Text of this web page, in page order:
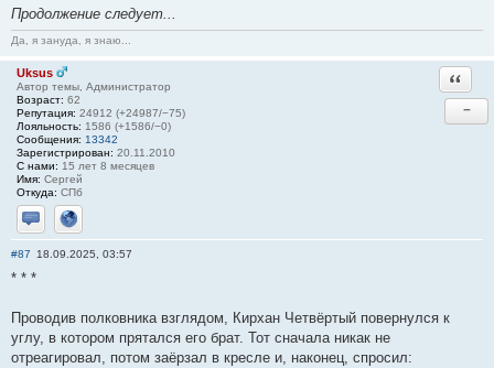
Продолжение следует...
Да, я зануда, я знаю...
Uksus
Автор темы, Администратор
Возраст: 62
Репутация: 24912 (+24987/−75)
Лояльность: 1586 (+1586/−0)
Сообщения: 13342
Зарегистрирован: 20.11.2010
С нами: 15 лет 8 месяцев
Имя: Сергей
Откуда: СПб
Отправить личное сообщение
Сайт
−
#87 18.09.2025, 03:57
* * *
Проводив полковника взглядом, Кирхан Четвёртый повернулся к
углу, в котором прятался его брат. Тот сначала никак не
отреагировал, потом заёрзал в кресле и, наконец, спросил: